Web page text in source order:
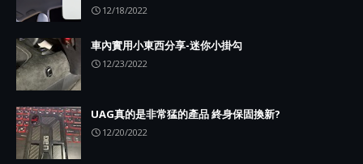
12/18/2022
車內實用小東西分享-迷你小掛勾
12/23/2022
UAG真的是非常猛的產品 終身保固換新?
12/20/2022